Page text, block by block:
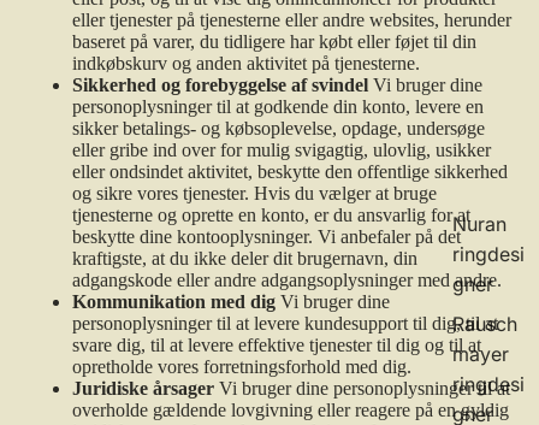
Nuran
ringdesi
gner
Rausch
mayer
ringdesi
gner
eller tjenester på tjenesterne eller andre websites, herunder
baseret på varer, du tidligere har købt eller føjet til din
indkøbskurv og anden aktivitet på tjenesterne.
Sikkerhed og forebyggelse af svindel Vi bruger dine
personoplysninger til at godkende din konto, levere en
sikker betalings- og købsoplevelse, opdage, undersøge
eller gribe ind over for mulig svigagtig, ulovlig, usikker
eller ondsindet aktivitet, beskytte den offentlige sikkerhed
og sikre vores tjenester. Hvis du vælger at bruge
tjenesterne og oprette en konto, er du ansvarlig for at
beskytte dine kontooplysninger. Vi anbefaler på det
kraftigste, at du ikke deler dit brugernavn, din
adgangskode eller andre adgangsoplysninger med andre.
Kommunikation med dig Vi bruger dine
personoplysninger til at levere kundesupport til dig, til at
svare dig, til at levere effektive tjenester til dig og til at
opretholde vores forretningsforhold med dig.
Juridiske årsager Vi bruger dine personoplysninger til at
overholde gældende lovgivning eller reagere på en gyldig